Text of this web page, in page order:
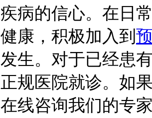
病的信心。在日
康，积极加入到
生。对于已经患
规医院就诊。如
线咨询我们的专